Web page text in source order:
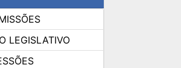
LEGISLATIVO